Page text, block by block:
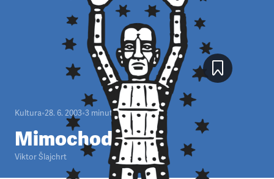
Kultura•28. 6. 2003•3 minuty
Mimochodem
Viktor Šlajchrt